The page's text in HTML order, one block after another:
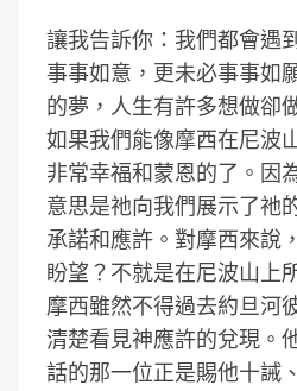
讓我告訴你：我們都會遇
事事如意，更未必事事如
的夢，人生有許多想做卻
如果我們能像摩西在尼波
非常幸福和蒙恩的了。因
意思是祂向我們展示了祂
承諾和應許。對摩西來說
盼望？不就是在尼波山上
摩西雖然不得過去約旦河
清楚看見神應許的兌現。
話的那一位正是賜他十誡